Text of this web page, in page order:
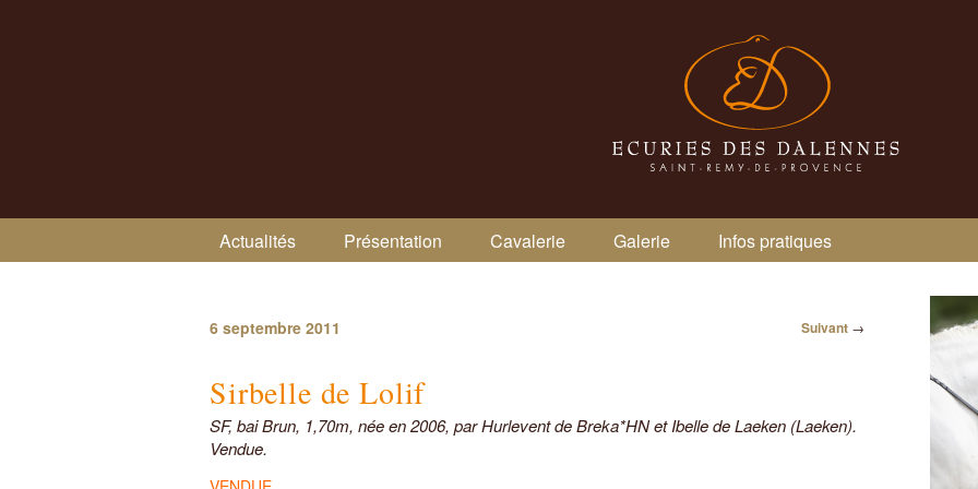
Actualités Présentation Cavalerie Galerie Infos pratiques
Navigation des articles Suivant →
Sirbelle de Lolif
SF, bai Brun, 1,70m, née en 2006, par Hurlevent de Breka*HN et Ibelle de Laeken (Laeken).
Vendue.
6 septembre 2011